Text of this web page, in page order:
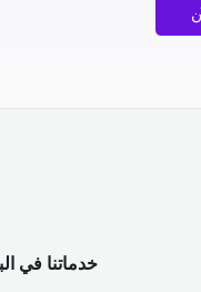
خدماتنا في